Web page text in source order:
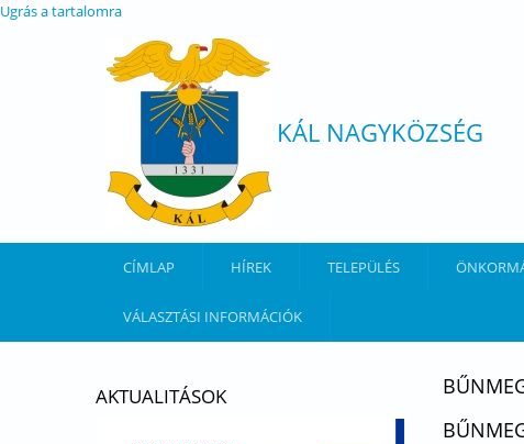
Ugrás a tartalomra
KÁL NAGYKÖZSÉG
CÍMLAP HÍREK TELEPÜLÉS
VÁLASZTÁSI INFORMÁCIÓK
AKTUALITÁSOK